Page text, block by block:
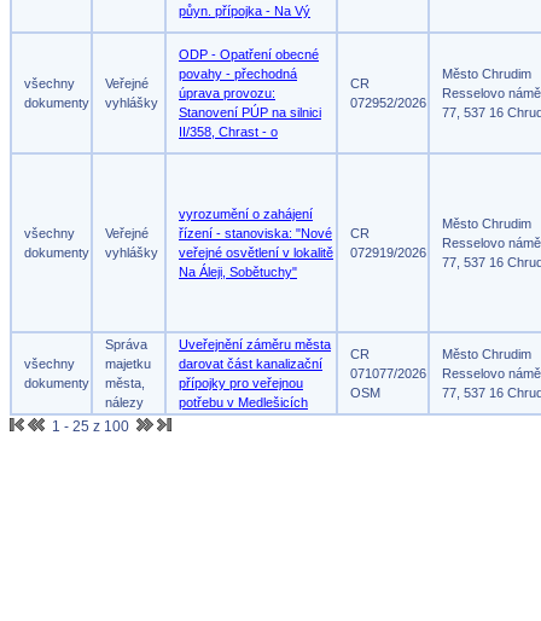
půyn. přípojka - Na Vý
všechny
dokumenty
Veřejné
vyhlášky
ODP - Opatření obecné
povahy - přechodná
úprava provozu:
Stanovení PÚP na silnici
II/358, Chrast - o
CR
072952/2026
Město Chrudim
Resselovo
77, 537 16
všechny
dokumenty
Veřejné
vyhlášky
vyrozumění o zahájení
řízení - stanoviska: "Nové
veřejné osvětlení v lokalitě
Na Áleji, Sobětuchy"
CR
072919/2026
Město Chrudim
Resselovo
77, 537 16
všechny
dokumenty
Správa
majetku
města,
nálezy
Uveřejnění záměru města
darovat část kanalizační
přípojky pro veřejnou
potřebu v Medlešicích
CR
071077/2026
OSM
Město Chrudim
Resselovo
77, 537 16
1 - 25 z 100